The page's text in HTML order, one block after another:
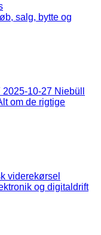
salg, bytte og
10-27 Niebüll
om de rigtige
viderekørsel
og digitaldrift